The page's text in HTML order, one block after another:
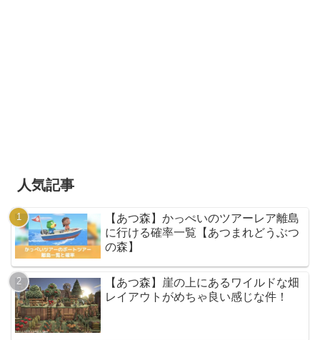
人気記事
【あつ森】かっぺいのツアーレア離島
に行ける確率一覧【あつまれどうぶつ
の森】
【あつ森】崖の上にあるワイルドな畑
レイアウトがめちゃ良い感じな件！